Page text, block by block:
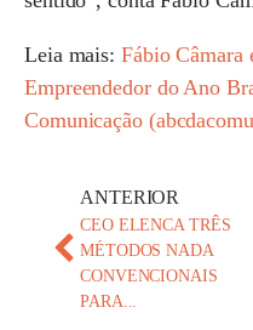
Leia mais: Fábio Câmara
Empreendedor do Ano
Comunicação
ANTERIOR
CEO ELENCA TRÊS
MÉTODOS NADA
CONVENCIONAIS
PARA...